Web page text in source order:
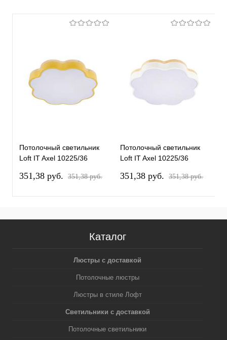
Потолочный светильник
Loft IT Axel 10225/36
351,38 pуб. 351,38 pуб.
Потолочный светильник
Loft IT Axel 10225/36
351,38 pуб. 351,38 pуб.
Каталог
Люстры с доставкой
Потолочные люстры
Люстры в стиле Лофт
Светильники с доставкой
Потолочные светильники